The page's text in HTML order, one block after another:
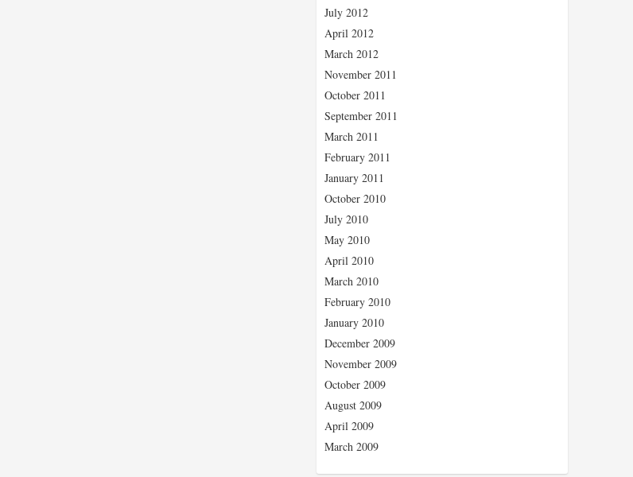
July 2012
April 2012
March 2012
November 2011
October 2011
September 2011
March 2011
February 2011
January 2011
October 2010
July 2010
May 2010
April 2010
March 2010
February 2010
January 2010
December 2009
November 2009
October 2009
August 2009
April 2009
March 2009